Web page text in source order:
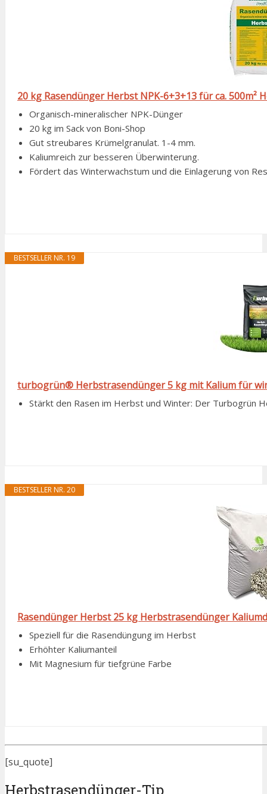
20 kg Rasendünger Herbst NPK-6+3+13 für ca. 500m²
Organisch-mineralischer NPK-Dünger
20 kg im Sack von Boni-Shop
Gut streubares Krümelgranulat. 1-4 mm.
Kaliumreich zur besseren Überwinterung.
Fördert das Winterwachstum und die Einlagerung von
BESTSELLER NR. 19
turbogrün® Herbstrasendünger 5 kg mit Kalium für
Stärkt den Rasen im Herbst und Winter: Der Turbogrün
BESTSELLER NR. 20
Rasendünger Herbst 25 kg Herbstrasendünger
Speziell für die Rasendüngung im Herbst
Erhöhter Kaliumanteil
Mit Magnesium für tiefgrüne Farbe
[su_quote]
Herbstrasendünger-Tip